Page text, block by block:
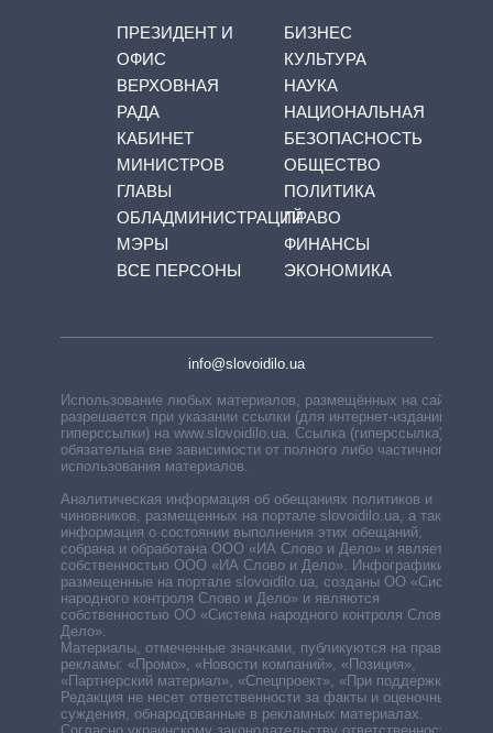
ПРЕЗИДЕНТ И
ОФИС
ВЕРХОВНАЯ
РАДА
КАБИНЕТ
МИНИСТРОВ
ГЛАВЫ
ОБЛАДМИНИСТРАЦИЙ
МЭРЫ
ВСЕ ПЕРСОНЫ
БИЗНЕС
КУЛЬТУРА
НАУКА
НАЦИОНАЛЬНАЯ
БЕЗОПАСНОСТЬ
ОБЩЕСТВО
ПОЛИТИКА
ПРАВО
ФИНАНСЫ
ЭКОНОМИКА
info@slovoidilo.ua
Использование любых материалов, размещённых на сайте,
разрешается при указании ссылки (для интернет-изданий —
гиперссылки) на www.slovoidilo.ua. Ссылка (гиперссылка)
обязательна вне зависимости от полного либо частичного
использования материалов.
Аналитическая информация об обещаниях политиков и
чиновников, размещенных на портале slovoidilo.ua, а также
информация о состоянии выполнения этих обещаний,
собрана и обработана ООО «ИА Слово и Дело» и является
собственностью ООО «ИА Слово и Дело». Инфографики,
размещенные на портале slovoidilo.ua, созданы ОО «Система
народного контроля Слово и Дело» и являются
собственностью ОО «Система народного контроля Слово и
Дело».
Материалы, отмеченные значками, публикуются на правах
рекламы: «Промо», «Новости компаний», «Позиция»,
«Партнерский материал», «Спецпроект», «При поддержке».
Редакция не несет ответственности за факты и оценочные
суждения, обнародованные в рекламных материалах.